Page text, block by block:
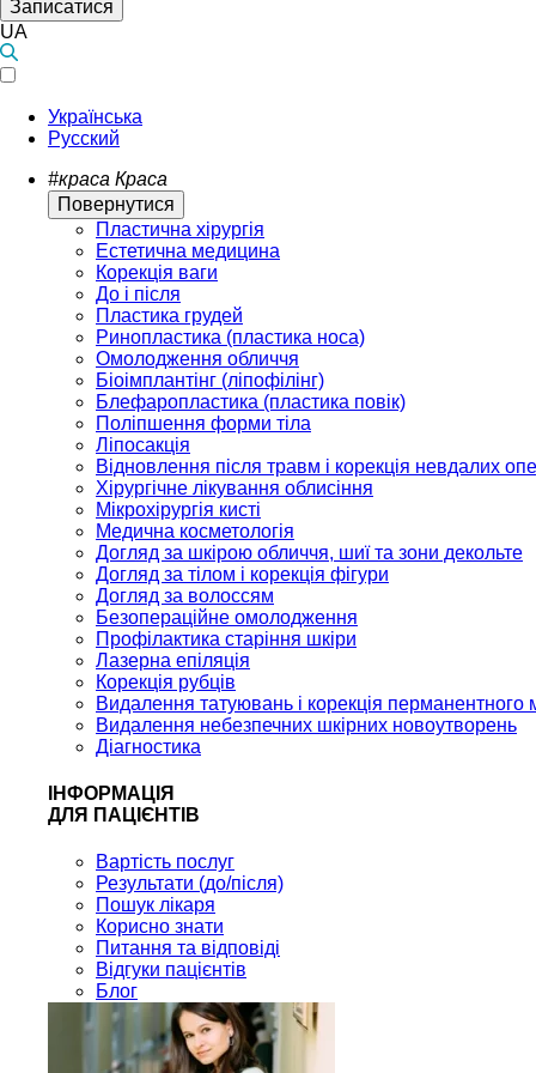
Записатися
UA
Українська
Русский
#краса Краса
Повернутися
Пластична хірургія
Естетична медицина
Корекція ваги
До і після
Пластика грудей
Ринопластика (пластика носа)
Омолодження обличчя
Біоімплантінг (ліпофілінг)
Блефаропластика (пластика повік)
Поліпшення форми тіла
Ліпосакція
Відновлення після травм і корекція невдалих
Хірургічне лікування облисіння
Мікрохірургія кисті
Медична косметологія
Догляд за шкірою обличчя, шиї та зони декольте
Догляд за тілом і корекція фігури
Догляд за волоссям
Безопераційне омолодження
Профілактика старіння шкіри
Лазерна епіляція
Корекція рубців
Видалення татуювань і корекція перманентного
Видалення небезпечних шкірних новоутворень
Діагностика
ІНФОРМАЦІЯ
ДЛЯ ПАЦІЄНТІВ
Вартість послуг
Результати (до/після)
Пошук лікаря
Корисно знати
Питання та відповіді
Відгуки пацієнтів
Блог